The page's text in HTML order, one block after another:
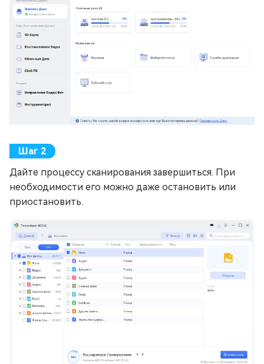
Дайте процессу сканирования завершиться. При
необходимости его можно даже остановить или
приостановить.